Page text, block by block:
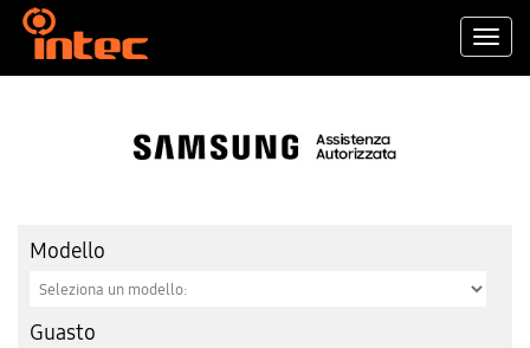
Modello
Guasto